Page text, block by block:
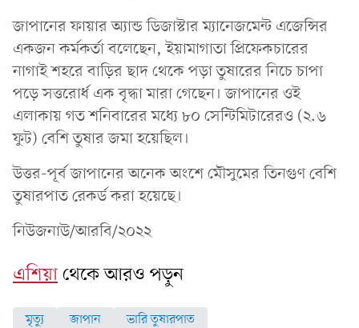
জাপানের ফায়ার অ্যান্ড ডিজাস্টার ম্যানেজমেন্ট এজেন্সির
একজন কর্মকর্তা বলেছেন, ইয়ামাগাতা প্রিফেকচারের
নাগাই শহরে বাড়ির ছাদ থেকে পড়া তুষারের নিচে চাপা
পড়ে সত্তরোর্ধ এক বৃদ্ধা মারা গেছেন। জাপানের ওই
এলাকায় গত শনিবারের মধ্যে ৮০ সেন্টিমিটারেরও (২.৬
ফুট) বেশি তুষার জমা হয়েছিল।
উত্তর-পূর্ব জাপানের অনেক অংশে মৌসুমের তিনগুণ বেশি
তুষারপাত রেকর্ড করা হয়েছে।
নিউজনাউ/আরবি/২০২২
এশিয়াথেকে আরও পড়ুন
মৃত্যু জাপান ভারি তুষারপাত